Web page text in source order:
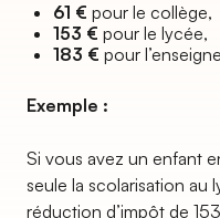
61 € pour le collège,
153 € pour le lycée,
183 € pour
Exemple :
Si vous avez un enfant
seule la scolarisation au
réduction d’impôt de